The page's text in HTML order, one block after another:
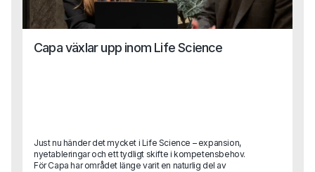
Capa växlar upp inom Life Science
Just nu händer det mycket i Life Science – expansion,
nyetableringar och ett tydligt skifte i kompetensbehov.
För Capa har området länge varit en naturlig del av